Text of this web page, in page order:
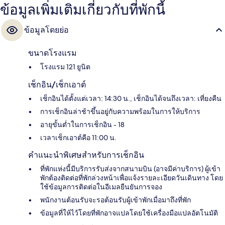
ข้อมูลเพิ่มเติมเกี่ยวกับที่พักนี้
ข้อมูลโดยย่อ
ขนาดโรงแรม
โรงแรม 121 ยูนิต
เช็กอิน/เช็กเอาต์
เช็กอินได้ตั้งแต่เวลา: 14:30 น., เช็กอินได้จนถึงเวลา: เที่ยงคืน
การเช็กอินล่าช้าขึ้นอยู่กับความพร้อมในการให้บริการ
อายุขั้นต่ำในการเช็กอิน - 18
เวลาเช็กเอาต์คือ 11:00 น.
คำแนะนำพิเศษสำหรับการเช็กอิน
ที่พักแห่งนี้มีบริการรับส่งจากสนามบิน (อาจมีค่าบริการ) ผู้เข้า
พักต้องติดต่อที่พักล่วงหน้าเพื่อแจ้งรายละเอียดวันเดินทาง โดย
ใช้ข้อมูลการติดต่อในอีเมลยืนยันการจอง
พนักงานต้อนรับจะรอต้อนรับผู้เข้าพักเมื่อมาถึงที่พัก
ข้อมูลที่ให้ไว้โดยที่พักอาจแปลโดยใช้เครื่องมือแปลอัตโนมัติ